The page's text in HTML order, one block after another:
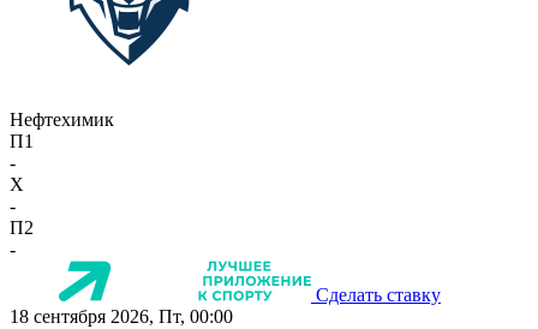
Нефтехимик
П1
-
X
-
П2
-
Сделать ставку
18 сентября 2026, Пт, 00:00